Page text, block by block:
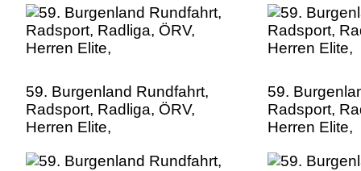
59. Burgenland Rundfahrt,
Radsport, Radliga, ÖRV,
Herren Elite,
59.
Radsport,
Herren Elite,